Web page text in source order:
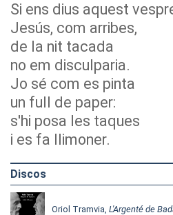
Si ens dius aquest
Jesús, com arribes,
de la nit tacada
no em disculparia.
Jo sé com es pinta
un full de paper:
s'hi posa les taques
i es fa llimoner.
Discos
Oriol Tramvia, L'Argenté de